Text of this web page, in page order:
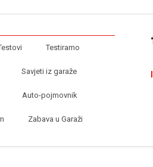
Testiramo
Savjeti iz garaže
Auto-pojmovnik
Zabava u Garaži